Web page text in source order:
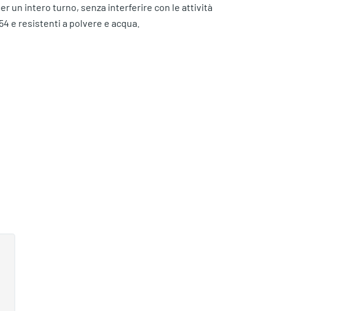
un intero turno, senza interferire con le attività
e resistenti a polvere e acqua.